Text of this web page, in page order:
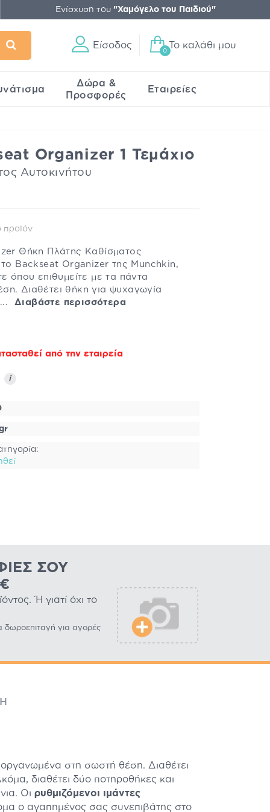
Ενίσχυση του "Χαμόγελο του Παιδιού"
Είσοδος
0
Το καλάθι μου
Δώρα &
Προσφορές
Εταιρείες
Organizer 1 Τεμάχιο
Αυτοκινήτου
προϊόν
Θήκη Πλάτης Καθίσματος
το Backseat Organizer της Munchkin,
όπου επιθυμείτε με τα πάντα
Διαθέτει θήκη για ψυχαγωγία
Διαβάστε περισσότερα
από την εταιρεία
i
ΣΟΥ
Ή γιατί όχι το
δωροεπιταγή για αγορές
οργανωμένα στη σωστή θέση. Διαθέτει
διαθέτει δύο ποτηροθήκες και
Οι ρυθμιζόμενοι ιμάντες
ο αγαπημένος σας συνεπιβάτης στο